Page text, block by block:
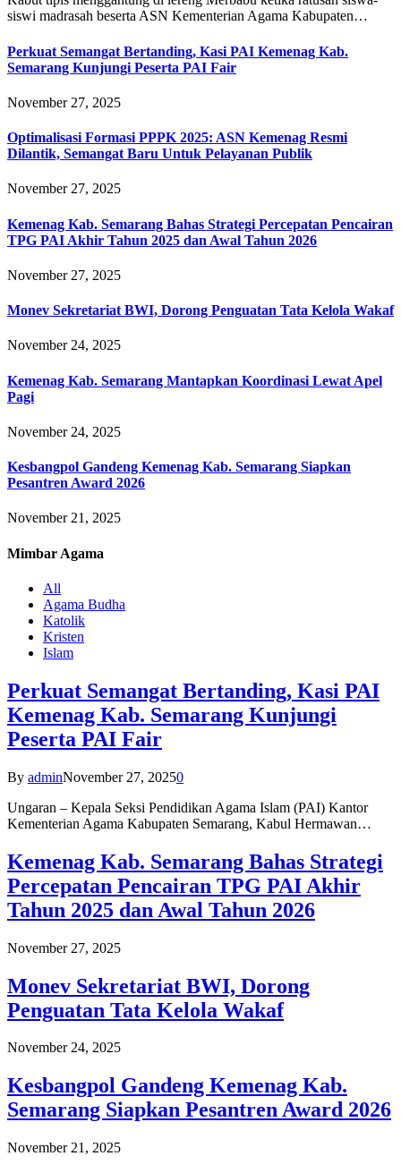
siswi madrasah beserta ASN Kementerian Agama Kabupaten…
Perkuat Semangat Bertanding, Kasi PAI Kemenag Kab.
Semarang Kunjungi Peserta PAI Fair
November 27, 2025
Optimalisasi Formasi PPPK 2025: ASN Kemenag Resmi
Dilantik, Semangat Baru Untuk Pelayanan Publik
November 27, 2025
Kemenag Kab. Semarang Bahas Strategi Percepatan Pencairan
TPG PAI Akhir Tahun 2025 dan Awal Tahun 2026
November 27, 2025
Monev Sekretariat BWI, Dorong Penguatan Tata Kelola Wakaf
November 24, 2025
Kemenag Kab. Semarang Mantapkan Koordinasi Lewat Apel
Pagi
November 24, 2025
Kesbangpol Gandeng Kemenag Kab. Semarang Siapkan
Pesantren Award 2026
November 21, 2025
Mimbar Agama
All
Agama Budha
Katolik
Kristen
Islam
Perkuat Semangat Bertanding, Kasi PAI
Kemenag Kab. Semarang Kunjungi
Peserta PAI Fair
By adminNovember 27, 20250
Ungaran – Kepala Seksi Pendidikan Agama Islam (PAI) Kantor
Kementerian Agama Kabupaten Semarang, Kabul Hermawan…
Kemenag Kab. Semarang Bahas Strategi
Percepatan Pencairan TPG PAI Akhir
Tahun 2025 dan Awal Tahun 2026
November 27, 2025
Monev Sekretariat BWI, Dorong
Penguatan Tata Kelola Wakaf
November 24, 2025
Kesbangpol Gandeng Kemenag Kab.
Semarang Siapkan Pesantren Award 2026
November 21, 2025